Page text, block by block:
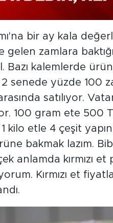
bir ay kala
zamlara
Bazı kalemlerde
2 senede yüzde
satılıyor.
100 gram ete 500
kilo etle 4 çeşit
bakmak lazım.
anlamda kırmızı
Kırmızı et